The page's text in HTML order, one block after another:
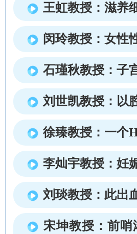
王虹教授：滋养
闵玲教授：女性
石瑾秋教授：子
刘世凯教授：以
徐臻教授：一个
李灿宇教授：妊
刘琰教授：此出
宋坤教授：前